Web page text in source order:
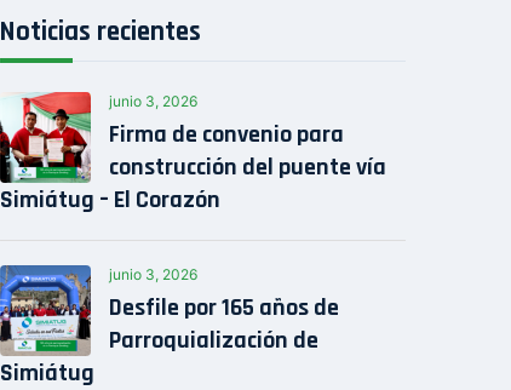
Noticias recientes
junio 3, 2026
Firma de convenio para
construcción del puente vía
Simiátug – El Corazón
junio 3, 2026
Desfile por 165 años de
Parroquialización de
Simiátug